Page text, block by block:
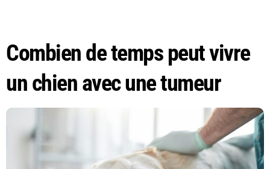
Combien de temps peut vivre
un chien avec une tumeur